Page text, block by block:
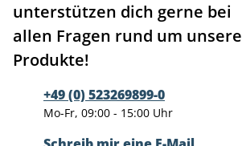
unterstützen dich gerne bei
allen Fragen rund um unsere
Produkte!
+49 (0) 523269899-0
Mo-Fr, 09:00 - 15:00 Uhr